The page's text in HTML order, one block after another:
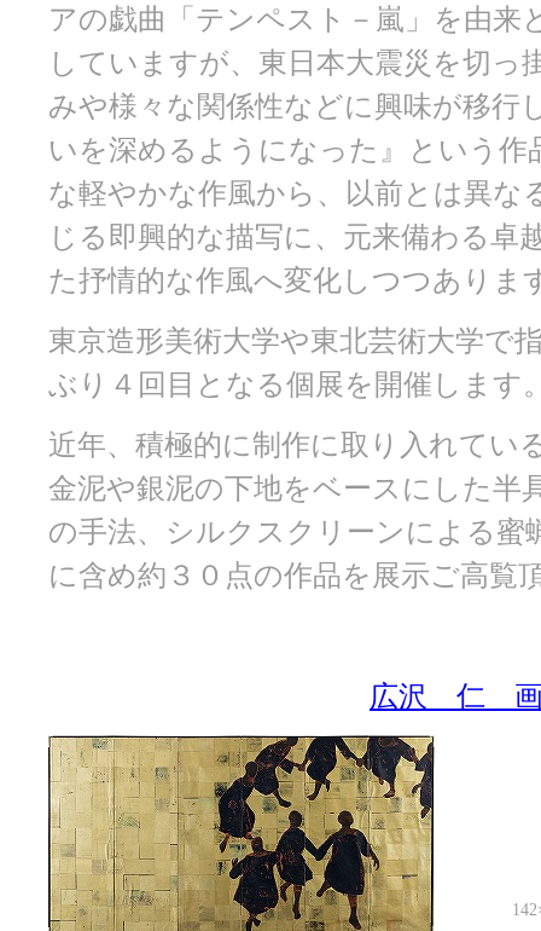
アの戯曲「テンペスト－嵐」を由
していますが、東日本大震災を切っ
みや様々な関係性などに興味が移行
いを深めるようになった』という作
な軽やかな作風から、以前とは異な
じる即興的な描写に、元来備わる卓
た抒情的な作風へ変化しつつありま
東京造形美術大学や東北芸術大学で
ぶり４回目となる個展を開催します
近年、積極的に制作に取り入れてい
金泥や銀泥の下地をベースにした半
の手法、シルクスクリーンによる蜜
に含め約３０点の作品を展示ご高覧
広沢 仁